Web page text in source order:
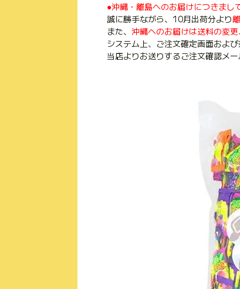
●沖縄・離島へのお届けにつきまし
誠に勝手ながら、10月出荷分より
また、 沖縄へのお届けは送料の変
システム上、ご注文確定画面およ
当店よりお送りするご注文確認メ